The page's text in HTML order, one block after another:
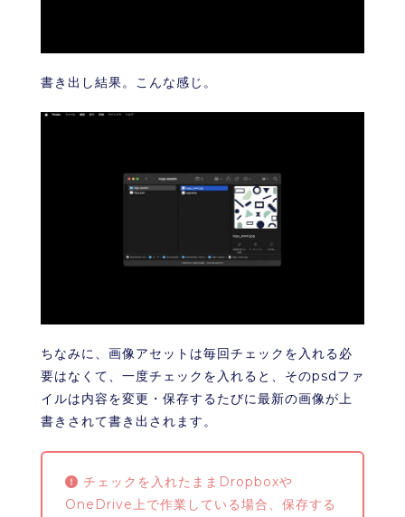
書き出し結果。こんな感じ。
ちなみに、画像アセットは毎回チェックを入れる必
要はなくて、一度チェックを入れると、そのpsdファ
イルは内容を変更・保存するたびに最新の画像が上
書きされて書き出されます。
チェックを入れたままDropboxや
OneDrive上で作業している場合、保存する